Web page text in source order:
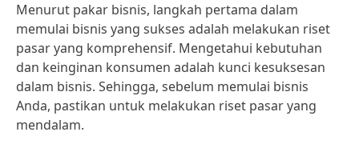
Menurut pakar bisnis, langkah pertama dalam
memulai bisnis yang sukses adalah melakukan riset
pasar yang komprehensif. Mengetahui kebutuhan
dan keinginan konsumen adalah kunci kesuksesan
dalam bisnis. Sehingga, sebelum memulai bisnis
Anda, pastikan untuk melakukan riset pasar yang
mendalam.